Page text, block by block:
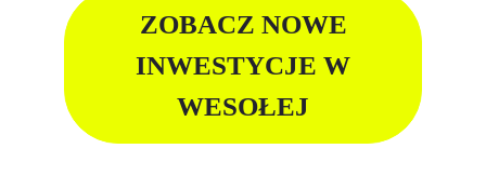
ZOBACZ NOWE
INWESTYCJE W
WESOŁEJ